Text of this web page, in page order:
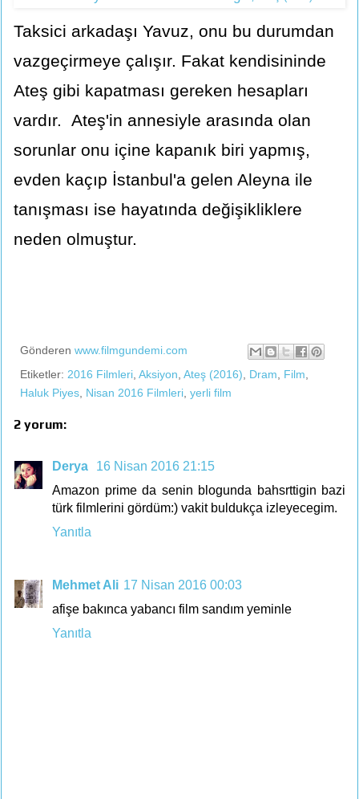
Taksici arkadaşı Yavuz, onu bu durumdan
vazgeçirmeye çalışır. Fakat kendisininde
Ateş gibi kapatması gereken hesapları
vardır. Ateş'in annesiyle arasında olan
sorunlar onu içine kapanık biri yapmış,
evden kaçıp İstanbul'a gelen Aleyna ile
tanışması ise hayatında değişikliklere
neden olmuştur.
Gönderen www.filmgundemi.com
Etiketler: 2016 Filmleri Aksiyon Ateş (2016) Dram Film
Haluk Piyes Nisan 2016 Filmleri yerli film
2 yorum:
Derya
16 Nisan 2016 21:15
Amazon prime da senin blogunda bahsrttigin bazi
türk filmlerini gördüm:) vakit buldukça izleyecegim.
Yanıtla
Mehmet Ali 17 Nisan 2016 00:03
afişe bakınca yabancı film sandım yeminle
Yanıtla